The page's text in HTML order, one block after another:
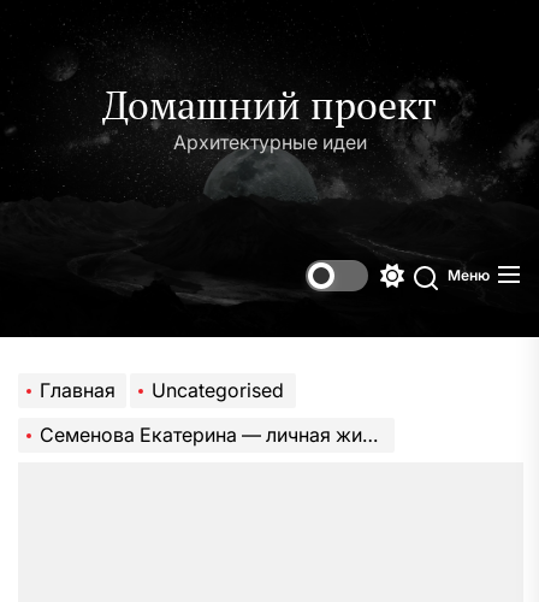
содержимому
Домашний проект
Архитектурные идеи
Поиск
Меню
Главная
Uncategorised
Семенова Екатерина — личная жизнь, биография и творческий путь известной актрисы